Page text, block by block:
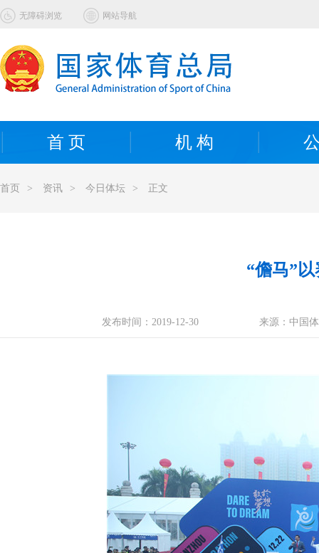
无障碍浏览 网站导航
首 页 机 构
首页 > 资讯 > 今日体坛 > 正文
“儋马”
发布时间： 2019-12-30 来源：中国